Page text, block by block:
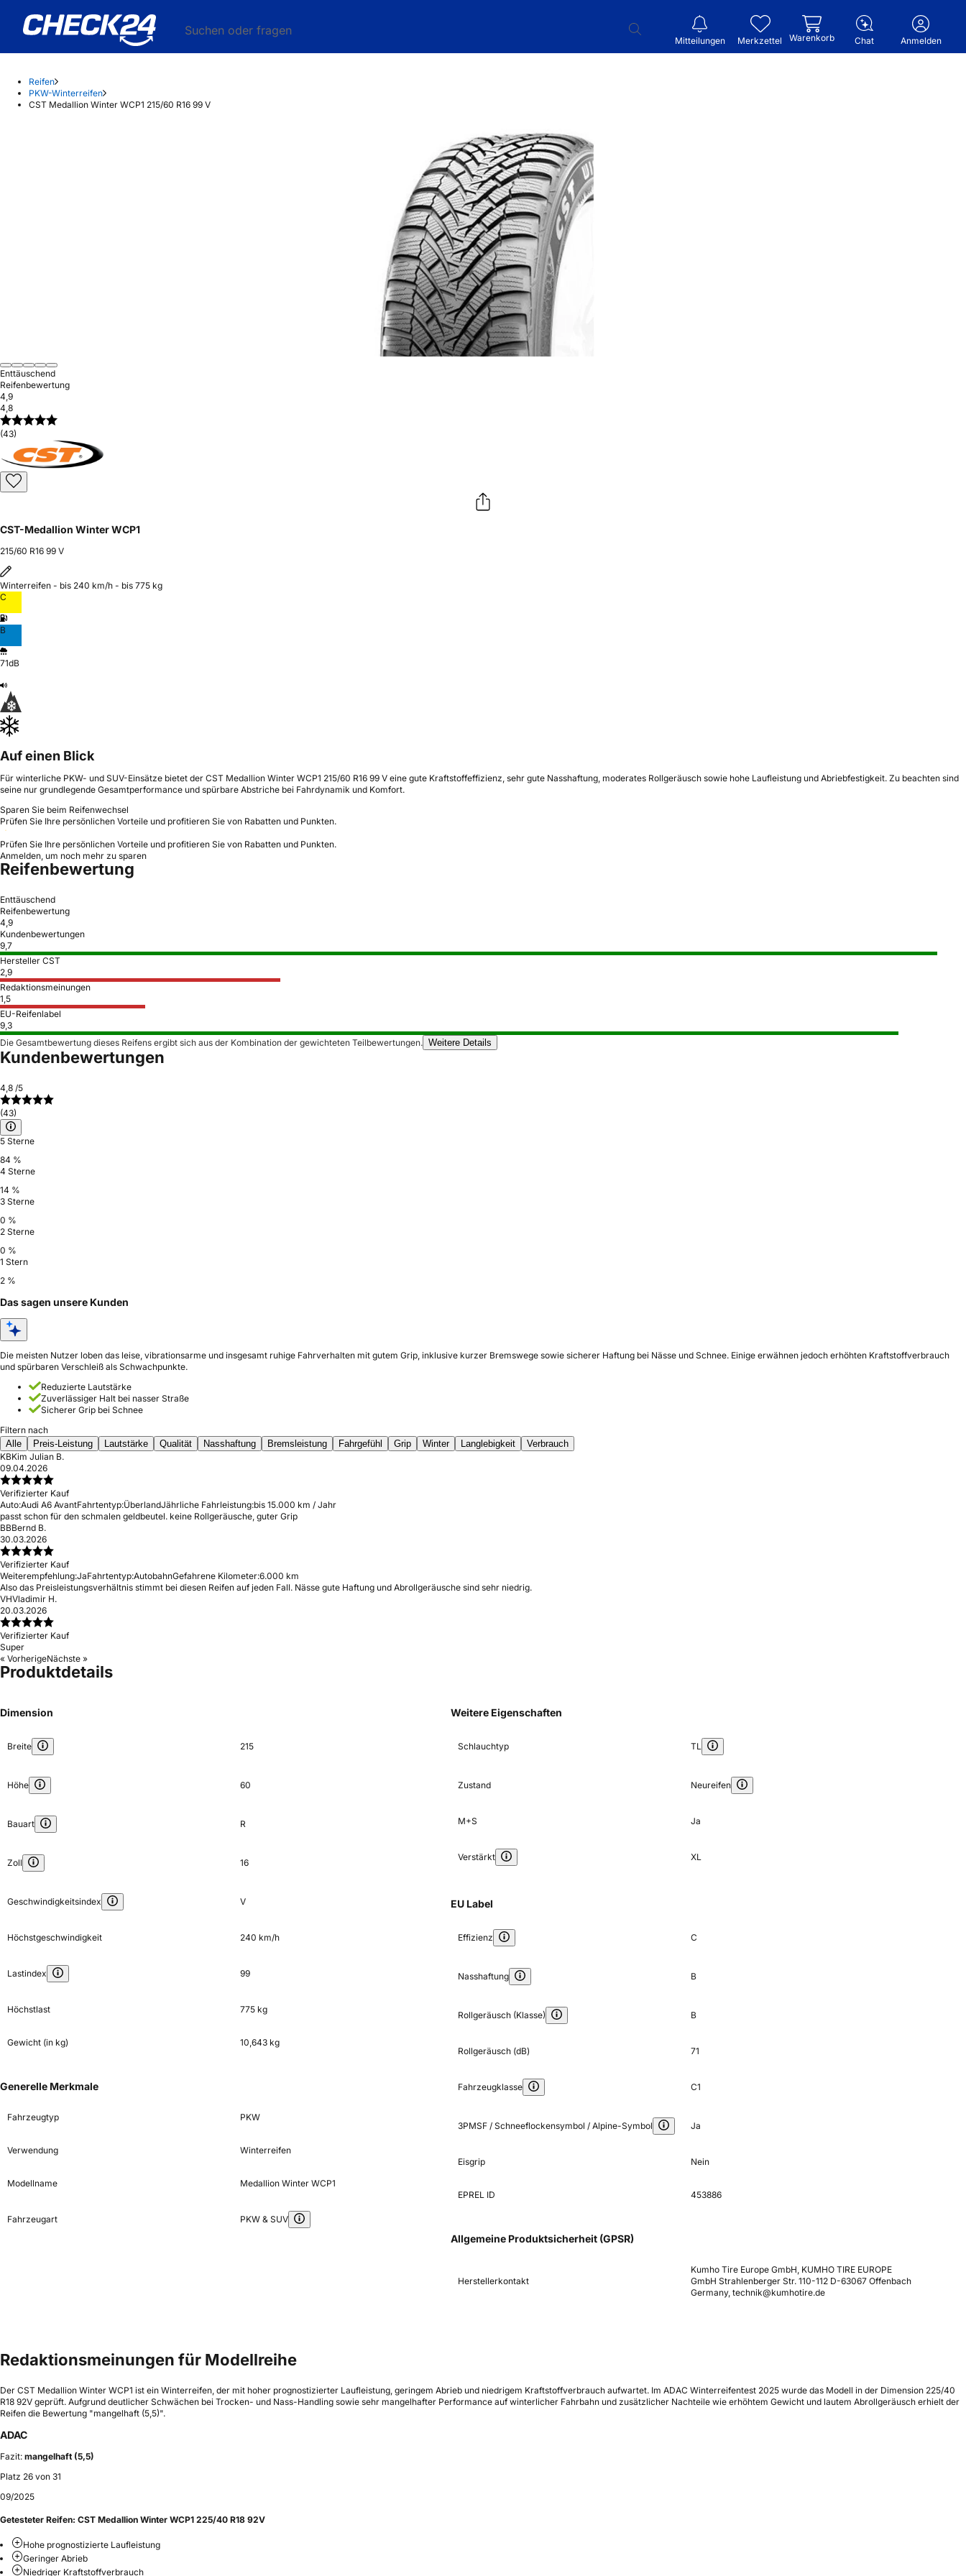
Suchen oder fragen
Mitteilungen Merkzettel Warenkorb Chat Anmelden
Reifen
PKW-Winterreifen
CST Medallion Winter WCP1 215/60 R16 99 V
Enttäuschend
Reifenbewertung
4,9
4,8
(43)
CST-Medallion Winter WCP1
215/60 R16 99 V
Winterreifen - bis 240 km/h - bis 775 kg
C
B
71dB
Auf einen Blick
Für winterliche PKW- und SUV-Einsätze bietet der CST Medallion Winter WCP1 215/60 R16 99 V eine gute Kraftstoffeffizienz, sehr gute Nasshaftung, moderates Rollgeräusch sowie hohe Laufleistung und Abriebfestigkeit. Zu beachten sind
seine nur grundlegende Gesamtperformance und spürbare Abstriche bei Fahrdynamik und Komfort.
Sparen Sie beim Reifenwechsel
Prüfen Sie Ihre persönlichen Vorteile und profitieren Sie von Rabatten und Punkten.
Prüfen Sie Ihre persönlichen Vorteile und profitieren Sie von Rabatten und Punkten.
Anmelden, um noch mehr zu sparen
Reifenbewertung
Enttäuschend
Reifenbewertung
4,9
Kundenbewertungen
9,7
Hersteller CST
2,9
Redaktionsmeinungen
1,5
EU-Reifenlabel
9,3
Die Gesamtbewertung dieses Reifens ergibt sich aus der Kombination der gewichteten Teilbewertungen. Weitere Details
Kundenbewertungen
4,8 /5
(43)
5 Sterne
84 %
4 Sterne
14 %
3 Sterne
0 %
2 Sterne
0 %
1 Stern
2 %
Das sagen unsere Kunden
Die meisten Nutzer loben das leise, vibrationsarme und insgesamt ruhige Fahrverhalten mit gutem Grip, inklusive kurzer Bremswege sowie sicherer Haftung bei Nässe und Schnee. Einige erwähnen jedoch erhöhten Kraftstoffverbrauch
und spürbaren Verschleiß als Schwachpunkte.
Reduzierte Lautstärke
Zuverlässiger Halt bei nasser Straße
Sicherer Grip bei Schnee
Filtern nach
Alle
Preis-Leistung Lautstärke Qualität Nasshaftung Bremsleistung Fahrgefühl Grip Winter Langlebigkeit
Verbrauch
KBKim Julian B.
09.04.2026
Verifizierter Kauf
Auto:Audi A6 AvantFahrtentyp:ÜberlandJährliche Fahrleistung:bis 15.000 km / Jahr
passt schon für den schmalen geldbeutel. keine Rollgeräusche, guter Grip
BBBernd B.
30.03.2026
Verifizierter Kauf
Weiterempfehlung:JaFahrtentyp:AutobahnGefahrene Kilometer:6.000 km
Also das Preisleistungsverhältnis stimmt bei diesen Reifen auf jeden Fall. Nässe gute Haftung und Abrollgeräusche sind sehr niedrig.
VHVladimir H.
20.03.2026
Verifizierter Kauf
Super
« VorherigeNächste »
Produktdetails
Dimension
Breite 215
Höhe 60
Bauart R
Zoll 16
Geschwindigkeitsindex V
Höchstgeschwindigkeit 240 km/h
Lastindex 99
Höchstlast 775 kg
Gewicht (in kg) 10,643 kg
Generelle Merkmale
Fahrzeugtyp PKW
Verwendung Winterreifen
Modellname Medallion Winter WCP1
Fahrzeugart PKW & SUV
Weitere Eigenschaften
Schlauchtyp TL
Zustand Neureifen
M+S Ja
Verstärkt XL
EU Label
Effizienz C
Nasshaftung B
Rollgeräusch (Klasse) B
Rollgeräusch (dB) 71
Fahrzeugklasse C1
3PMSF / Schneeflockensymbol / Alpine-Symbol Ja
Eisgrip Nein
EPREL ID 453886
Allgemeine Produktsicherheit (GPSR)
Herstellerkontakt
Kumho Tire Europe GmbH, KUMHO TIRE EUROPE
GmbH Strahlenberger Str. 110-112 D-63067 Offenbach
Germany, technik@kumhotire.de
Redaktionsmeinungen für Modellreihe
Der CST Medallion Winter WCP1 ist ein Winterreifen, der mit hoher prognostizierter Laufleistung, geringem Abrieb und niedrigem Kraftstoffverbrauch aufwartet. Im ADAC Winterreifentest 2025 wurde das Modell in der Dimension 225/40
R18 92V geprüft. Aufgrund deutlicher Schwächen bei Trocken- und Nass-Handling sowie sehr mangelhafter Performance auf winterlicher Fahrbahn und zusätzlicher Nachteile wie erhöhtem Gewicht und lautem Abrollgeräusch erhielt der
Reifen die Bewertung "mangelhaft (5,5)".
ADAC
Fazit: mangelhaft (5,5)
Platz 26 von 31
09/2025
Getesteter Reifen: CST Medallion Winter WCP1 225/40 R18 92V
Hohe prognostizierte Laufleistung
Geringer Abrieb
Niedriger Kraftstoffverbrauch